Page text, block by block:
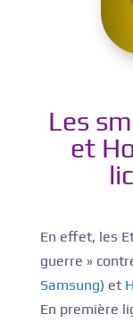
Les
et
En effet, les
guerre »
Samsung) et
En première